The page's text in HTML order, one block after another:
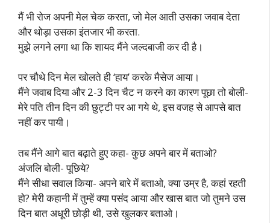
मैं भी रोज अपनी मेल चेक करता, जो मेल आती उसका जवाब देता
और थोड़ा उसका इंतजार भी करता.
मुझे लगने लगा था कि शायद मैंने जल्दबाजी कर दी है।
पर चौथे दिन मेल खोलते ही ‘हाय’ करके मैसेज आया।
मैंने जवाब दिया और 2-3 दिन चैट न करने का कारण पूछा तो बोली-
मेरे पति तीन दिन की छुट्टी पर आ गये थे, इस वजह से आपसे बात
नहीं कर पायी।
तब मैंने आगे बात बढ़ाते हुए कहा- कुछ अपने बार में बताओ?
अंजलि बोली- पूछिये?
मैंने सीधा सवाल किया- अपने बारे में बताओ, क्या उम्र है, कहां रहती
हो? मेरी कहानी में तुम्हें क्या पसंद आया और खास बात जो तुमने उस
दिन बात अधूरी छोड़ी थी, उसे खुलकर बताओ।